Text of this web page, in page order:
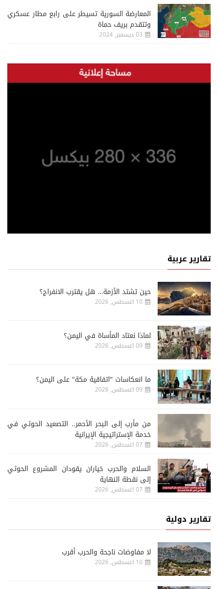
المعارضة السورية تسيطر على رابع مطار عسكري
وتتقدم بريف حماة
03 ديسمبر, 2024
تقارير عربية
حين تشتد الأزمة… هل يقترب الانفراج؟
10 اغسطس, 2026
لماذا نعتاد المأساة في اليمن؟
09 اغسطس, 2026
ما انعكاسات "اتفاقية مكة" على اليمن؟
09 اغسطس, 2026
من مأرب إلى البحر الأحمر.. التصعيد الحوثي في
خدمة الإستراتيجية الإيرانية
07 اغسطس, 2026
السلام والحرب خياران يقودان المشروع الحوثي
إلى نقطة النهاية
07 اغسطس, 2026
تقارير دولية
لا مفاوضات ناجحة والحرب أقرب
10 اغسطس, 2026